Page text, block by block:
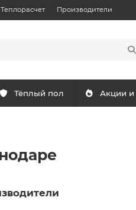
Теплорасчет Производители
Тёплый пол Акции и